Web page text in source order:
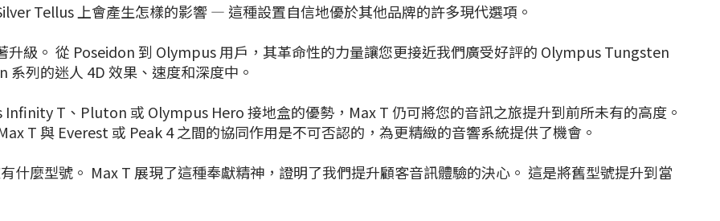
Tellus 上會產生怎樣的影響 — 這種設置自信地優於其他品牌的許多現代選項。
級。 從 Poseidon 到 Olympus 用戶，其革命性的力量讓您更接近我們廣受好評的 Olympus Tungsten
列的迷人 4D 效果、速度和深度中。
T、Pluton 或 Olympus Hero 接地盒的優勢，Max T 仍可將您的音訊之旅提升到前所未有的高度。
T 與 Everest 或 Peak 4 之間的協同作用是不可否認的，為更精緻的音響系統提供了機會。
什麼型號。 Max T 展現了這種奉獻精神，證明了我們提升顧客音訊體驗的決心。 這是將舊型號提升到當